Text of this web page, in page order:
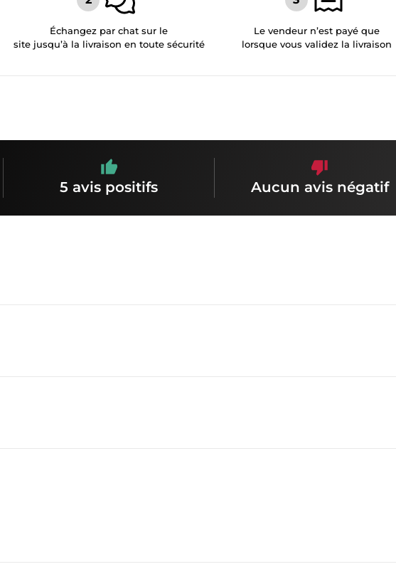
Échangez par chat sur le
site jusqu’à la livraison en toute sécurité
Le vendeur n’est payé que
lorsque vous validez la livraison
5 avis positifs Aucun avis négatif